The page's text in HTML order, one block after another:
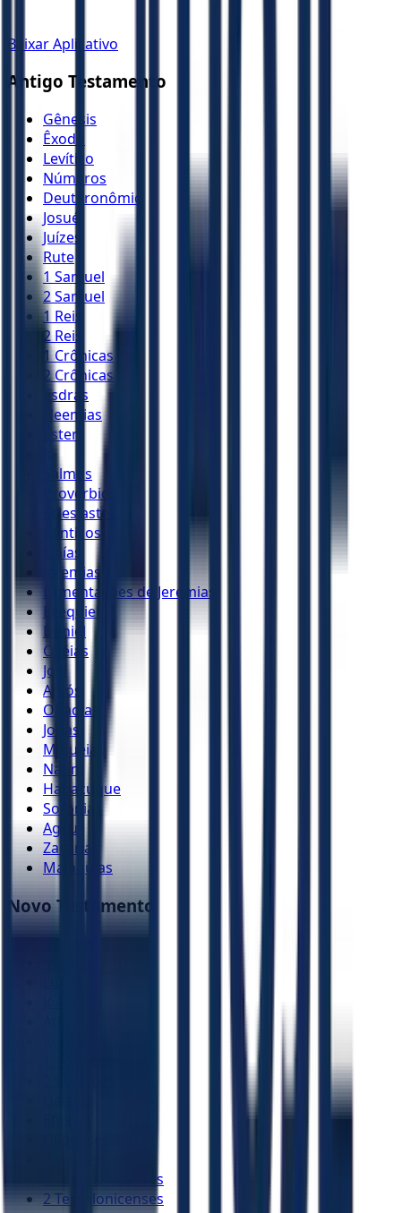
Baixar Aplicativo
Antigo Testamento
Gênesis
Êxodo
Levítico
Números
Deuteronômio
Josué
Juízes
Rute
1 Samuel
2 Samuel
1 Reis
2 Reis
1 Crônicas
2 Crônicas
Esdras
Neemias
Ester
Salmos
Provérbios
Eclesiastes
Cânticos
Isaías
Jeremias
Lamentações de Jeremias
Ezequiel
Daniel
Oséias
Joel
Amós
Obadias
Jonas
Miquéias
Naum
Habacuque
Sofonias
Ageu
Zacarias
Malaquias
Novo Testamento
1 Tessalonicenses
2 Tessalonicenses